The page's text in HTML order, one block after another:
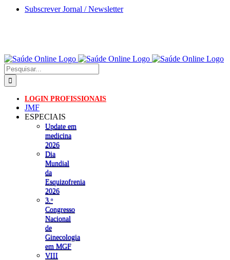
Skip
Subscrever Jornal / Newsletter
Pesquisar
LOGIN PROFISSIONAIS
JMF
ESPECIAIS
Update em
medicina
2026
Dia
Mundial
da
Esquizofrenia
2026
3.ᵒ
Congresso
Nacional
de
Ginecologia
em MGF
VIII